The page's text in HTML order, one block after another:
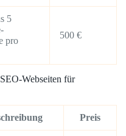
5
pro
500 €
Webseiten für
Preis